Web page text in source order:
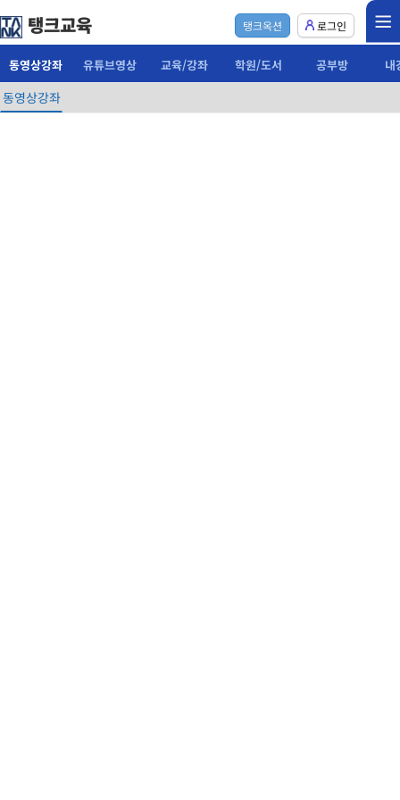
탱크교육 탱크옥션 로그인
동영상강좌 유튜브영상 교육/강좌 학원/도서 공부방 내
동영상강좌